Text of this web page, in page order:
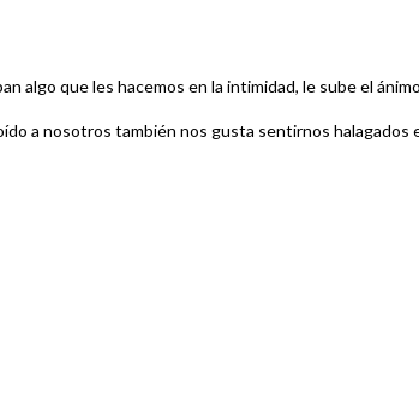
algo que les hacemos en la intimidad, le sube el
a nosotros también nos gusta sentirnos halagados